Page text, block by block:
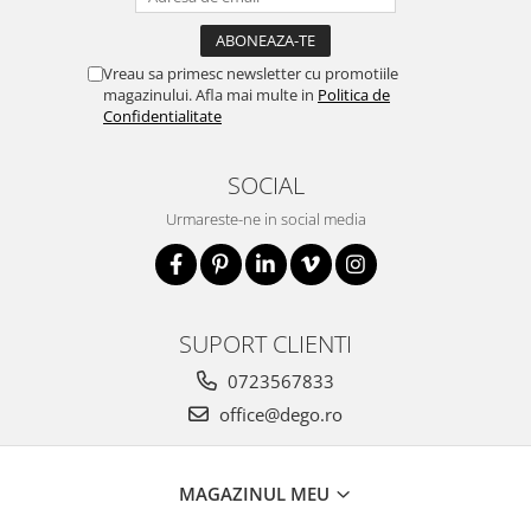
Vreau sa primesc newsletter cu promotiile
magazinului. Afla mai multe in Politica de
Confidentialitate
SOCIAL
Urmareste-ne in social media
SUPORT CLIENTI
0723567833
office@dego.ro
MAGAZINUL MEU